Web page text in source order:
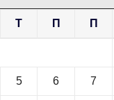
Τ Π Π
5 6 7